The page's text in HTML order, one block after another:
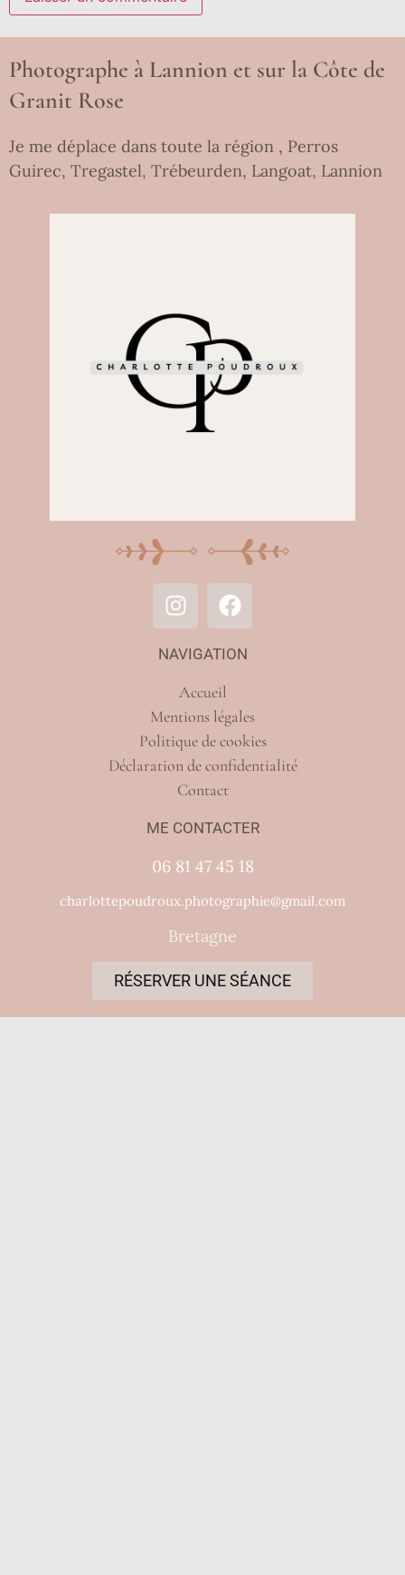
Photographe à Lannion et sur la Côte de
Granit Rose
Je me déplace dans toute la région , Perros
Guirec, Tregastel, Trébeurden, Langoat, Lannion
NAVIGATION
Accueil
Mentions légales
Politique de cookies
Déclaration de confidentialité
Contact
ME CONTACTER
06 81 47 45 18
charlottepoudroux.photographie@gmail.com
Bretagne
RÉSERVER UNE SÉANCE